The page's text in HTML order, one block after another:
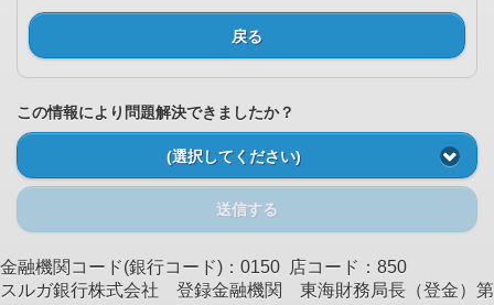
戻る
この情報により問題解決できましたか？
(選択してください)
送信する
金融機関コード(銀行コード)：0150 店コード：850
スルガ銀行株式会社 登録金融機関 東海財務局長（登金）第